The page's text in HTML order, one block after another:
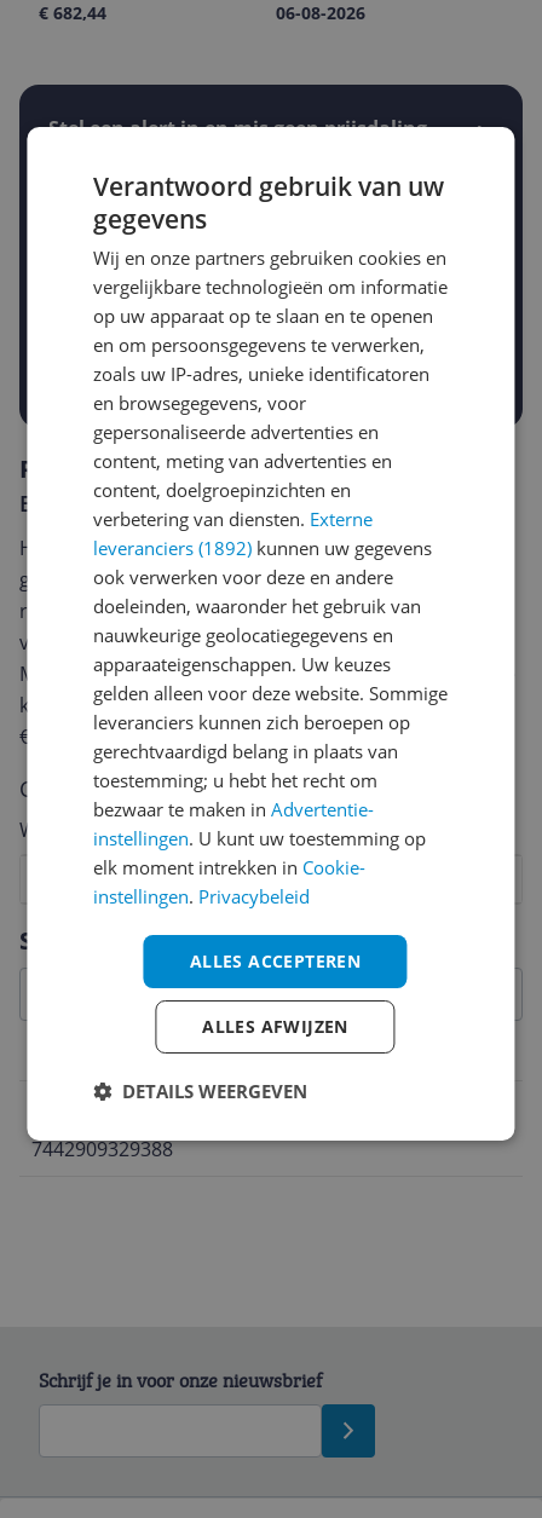
€ 682,44
06-08-2026
Stel een alert in en mis geen prijsdaling
Jouw e-mailadres
Gewenste daling of bedrag
-10% -15%
Gewenste prijs
€
Prijsalert aanzetten
Specificaties
Belangrijkste kenmerken
7442909329388
Reviews
Er zijn nog geen reviews geschreven
Heb jij dit product in bezit en wil je graag je mening
geven? Start dan hieronder met het schrijven van je
review. Afhankelijk van de details duurt het schrijven
van een review gemiddeld tussen de 3 en 10 minuten.
Met jouw mening help je andere bezoekers een betere
keuze te maken én maak je iedere maand kans op
€250,-!
Klik hier voor de actievoorwaarden.
Cijfer
Welk cijfer geef jij dit product?
7
6
5
4
3
2
Schrijf je in voor onze nieuwsbrief
Verantwoord gebruik van uw
gegevens
Wij en onze partners gebruiken cookies en
vergelijkbare technologieën om informatie
op uw apparaat op te slaan en te openen
en om persoonsgegevens te verwerken,
zoals uw IP-adres, unieke identificatoren
en browsegegevens, voor
gepersonaliseerde advertenties en
content, meting van advertenties en
content, doelgroepinzichten en
verbetering van diensten. Externe
leveranciers (1892) kunnen uw gegevens
ook verwerken voor deze en andere
doeleinden, waaronder het gebruik van
nauwkeurige geolocatiegegevens en
apparaateigenschappen. Uw keuzes
gelden alleen voor deze website. Sommige
leveranciers kunnen zich beroepen op
gerechtvaardigd belang in plaats van
toestemming; u hebt het recht om
bezwaar te maken inAdvertentie-
instellingen. U kunt uw toestemming op
elk moment intrekken in Cookie-
instellingen. Privacybeleid
ALLES ACCEPTEREN
ALLES AFWIJZEN
DETAILS WEERGEVEN